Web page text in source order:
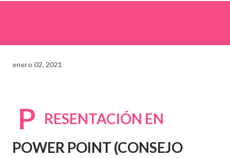
enero 02, 2021
P RESENTACIÓN EN
POWER POINT (CONSEJO